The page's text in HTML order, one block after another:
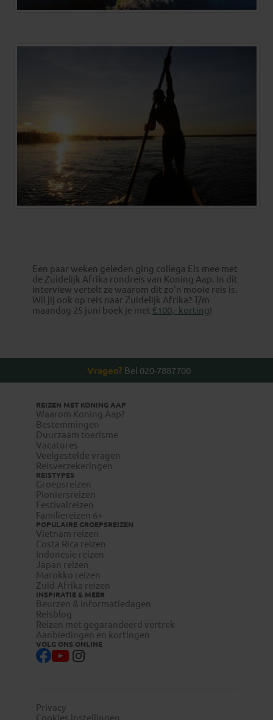
Een paar weken geleden ging collega Els mee met
de Zuidelijk Afrika rondreis van Koning Aap. In dit
interview vertelt ze waarom dit zo'n mooie reis is.
Wil jij ook op reis naar Zuidelijk Afrika? T/m
maandag 25 juni boek je met €100,- korting!
Vragen? Bel 020-7887700
REIZEN MET KONING AAP
Waarom Koning Aap?
Bestemmingen
Duurzaam toerisme
Vacatures
Veelgestelde vragen
Reisverzekeringen
REISTYPES
Groepsreizen
Pioniersreizen
Festivalreizen
Familiereizen 6+
POPULAIRE GROEPSREIZEN
Vietnam reizen
Costa Rica reizen
Indonesie reizen
Japan reizen
Marokko reizen
Zuid-Afrika reizen
INSPIRATIE & MEER
Beurzen & informatiedagen
Reisblog
Reizen met gegarandeerd vertrek
Aanbiedingen en kortingen
VOLG ONS ONLINE
Privacy
Cookies instellingen